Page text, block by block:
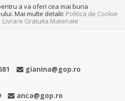
a va oferi cea mai buna
Mai multe detalii: Politica de Cookie
Livrare Gratuita Materiale
gianina@gop.ro
anca@gop.ro